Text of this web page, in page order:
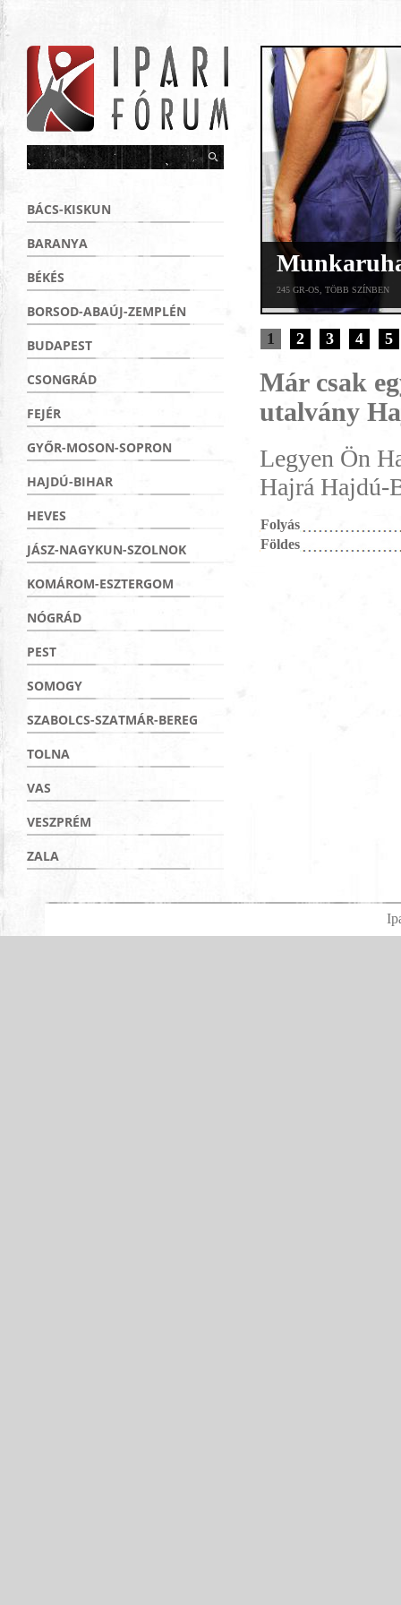
1 2 3 4 5
245 GR-OS, TÖBB SZÍNBEN
BÁCS-KISKUN
BARANYA
BÉKÉS
BORSOD-ABAÚJ-ZEMPLÉN
BUDAPEST
CSONGRÁD
FEJÉR
GYŐR-MOSON-SOPRON
HAJDÚ-BIHAR
HEVES
JÁSZ-NAGYKUN-SZOLNOK
KOMÁROM-ESZTERGOM
NÓGRÁD
PEST
SOMOGY
SZABOLCS-SZATMÁR-BEREG
TOLNA
VAS
VESZPRÉM
ZALA
Már csak
utalvány
Legyen Ön
Hajrá Hajdú-
Folyás
Földes